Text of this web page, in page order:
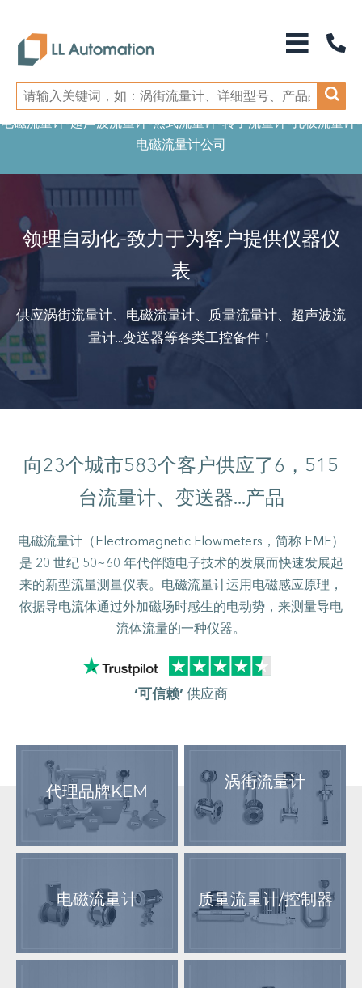
电磁流量计-超声波流量计-热式流量计-转子流量计-孔板流量计-
电磁流量计公司
领理自动化-致力于为客户提供仪器仪
表
供应涡街流量计、电磁流量计、质量流量计、超声波流
量计...变送器等各类工控备件！
向23个城市583个客户供应了6，515
台流量计、变送器...产品
电磁流量计（Electromagnetic Flowmeters，简称 EMF）
是 20 世纪 50~60 年代伴随电子技术的发展而快速发展起
来的新型流量测量仪表。电磁流量计运用电磁感应原理，
依据导电流体通过外加磁场时感生的电动势，来测量导电
流体流量的一种仪器。
‘可信赖’ 供应商
代理品牌KEM 涡街流量计
电磁流量计 质量流量计/控制器